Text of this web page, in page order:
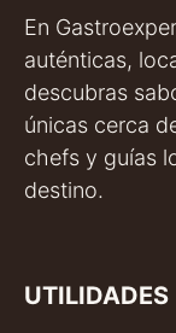
En
auténticas,
descubras
únicas cerca
chefs y guías
destino.
UTILIDADES